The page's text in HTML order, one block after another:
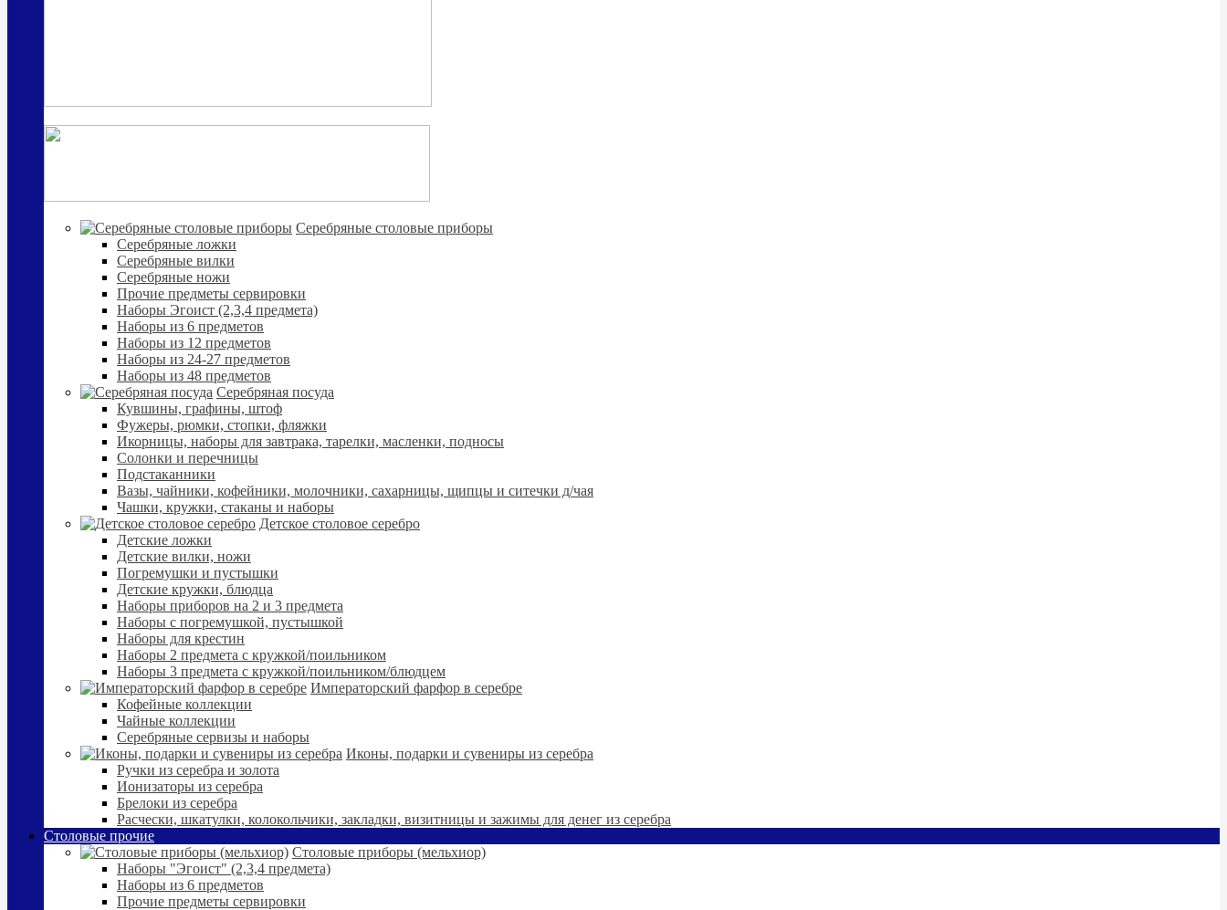
Cеребряные столовые приборы
Серебряные ложки
Серебряные вилки
Серебряные ножи
Прочие предметы сервировки
Наборы Эгоист (2,3,4 предмета)
Наборы из 6 предметов
Наборы из 12 предметов
Наборы из 24-27 предметов
Наборы из 48 предметов
Серебряная посуда
Кувшины, графины, штоф
Фужеры, рюмки, стопки, фляжки
Икорницы, наборы для завтрака, тарелки, масленки, подносы
Солонки и перечницы
Подстаканники
Вазы, чайники, кофейники, молочники, сахарницы, щипцы и ситечки д/чая
Чашки, кружки, стаканы и наборы
Детское столовое серебро
Детские ложки
Детские вилки, ножи
Погремушки и пустышки
Детские кружки, блюдца
Наборы приборов на 2 и 3 предмета
Наборы с погремушкой, пустышкой
Наборы для крестин
Наборы 2 предмета с кружкой/поильником
Наборы 3 предмета с кружкой/поильником/блюдцем
Императорский фарфор в серебре
Кофейные коллекции
Чайные коллекции
Серебряные сервизы и наборы
Иконы, подарки и сувениры из серебра
Ручки из серебра и золота
Ионизаторы из серебра
Брелоки из серебра
Расчески, шкатулки, колокольчики, закладки, визитницы и зажимы для денег из серебра
Столовые прочие
Столовые приборы (мельхиор)
Наборы "Эгоист" (2,3,4 предмета)
Наборы из 6 предметов
Прочие предметы сервировки